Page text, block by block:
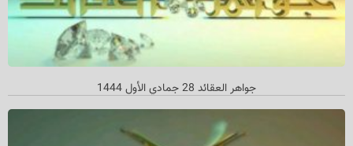
جواهر العقائد 28 جمادي الأول 1444